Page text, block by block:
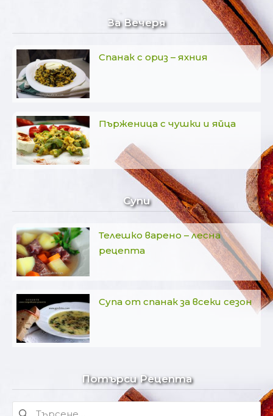
За Вечеря
Спанак с ориз – яхния
Пърженица с чушки и яйца
Супи
Телешко варено – лесна
рецепта
Супа от спанак за всеки сезон
Потърси Рецепта
Търсене